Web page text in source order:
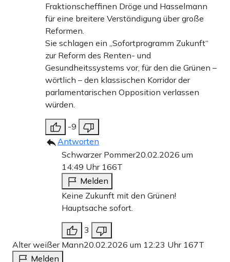
Fraktionscheffinen Dröge und Hasselmann
für eine breitere Verständigung über große
Reformen.
Sie schlagen ein „Sofortprogramm Zukunft“
zur Reform des Renten- und
Gesundheitssystems vor, für den die Grünen –
wörtlich – den klassischen Korridor der
parlamentarischen Opposition verlassen
würden.
-9
Antworten
Schwarzer Pommer20.02.2026 um
14:49 Uhr 166T
Melden
Keine Zukunft mit den Grünen!
Hauptsache sofort.
3
Alter weißer Mann20.02.2026 um 12:23 Uhr 167T
Melden